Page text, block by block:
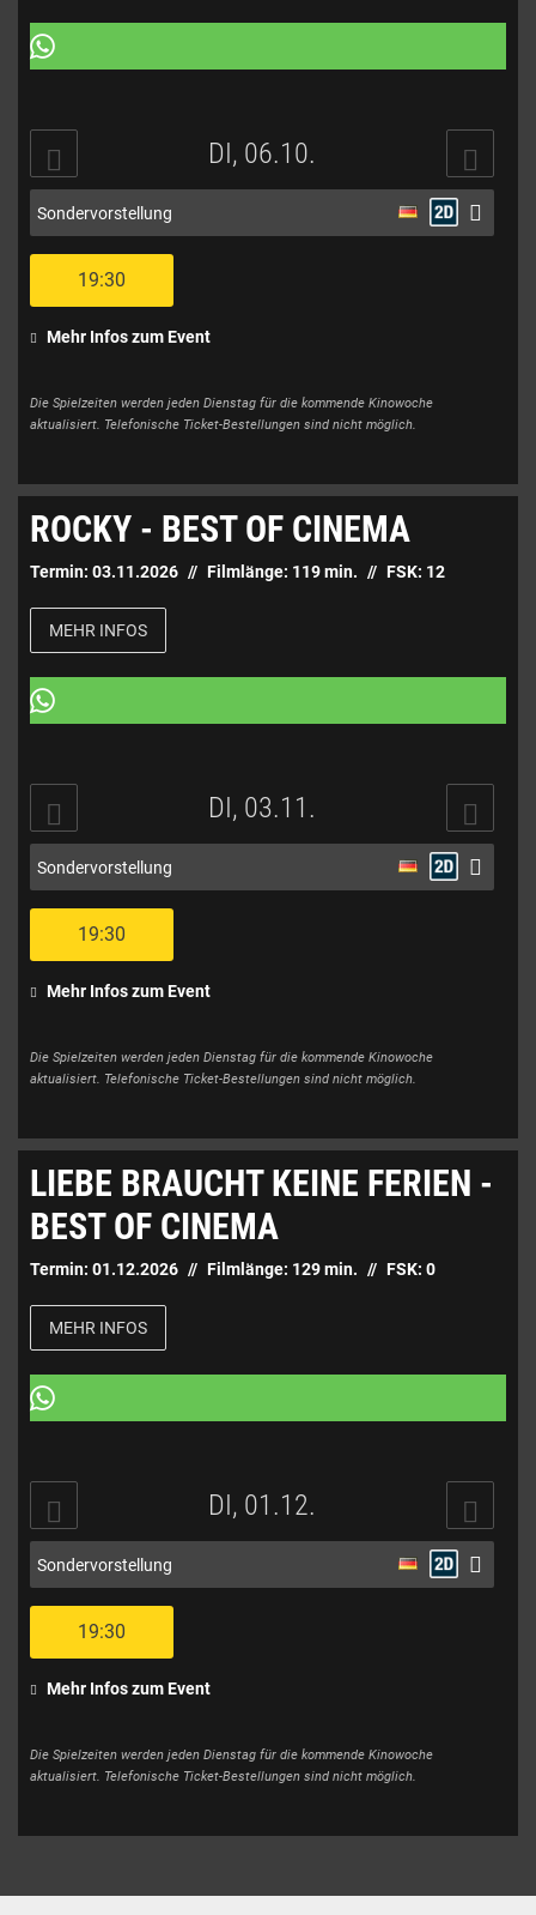
DI, 06.10.
Sondervorstellung
19:30
Mehr Infos zum Event
Die Spielzeiten werden jeden Dienstag für die kommende Kinowoche
aktualisiert. Telefonische Ticket-Bestellungen sind nicht möglich.
ROCKY - BEST OF CINEMA
Termin: 03.11.2026 Filmlänge: 119min. FSK: 12
MEHR INFOS
DI, 03.11.
Sondervorstellung
19:30
Mehr Infos zum Event
Die Spielzeiten werden jeden Dienstag für die kommende Kinowoche
aktualisiert. Telefonische Ticket-Bestellungen sind nicht möglich.
LIEBE BRAUCHT KEINE FERIEN -
BEST OF CINEMA
Termin: 01.12.2026 Filmlänge: 129min. FSK: 0
MEHR INFOS
DI, 01.12.
Sondervorstellung
19:30
Mehr Infos zum Event
Die Spielzeiten werden jeden Dienstag für die kommende Kinowoche
aktualisiert. Telefonische Ticket-Bestellungen sind nicht möglich.